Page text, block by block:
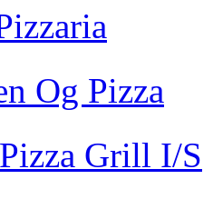
Og Pizza
Grill I/S